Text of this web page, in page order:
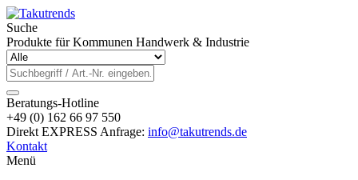
Suche
Produkte für Kommunen Handwerk & Industrie
Beratungs-Hotline
+49 (0) 162 66 97 550
Direkt EXPRESS Anfrage: info@takutrends.de
Kontakt
Menü